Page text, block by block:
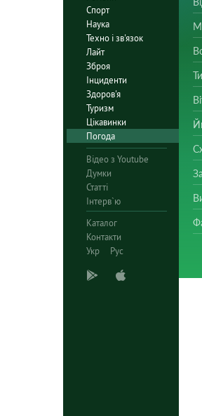
Спорт
Наука
Техно і зв'язок
Лайт
Зброя
Інциденти
Здоров'я
Туризм
Цікавинки
Погода
Відео з Youtube
Думки
Статті
Інтерв`ю
Каталог
Контакти
Укр
Рус